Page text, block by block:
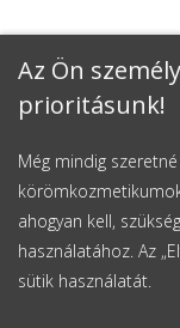
Az Ön
prioritásunk!
Még mindig
ahogyan kell,
használatához. Az
sütik használatát.